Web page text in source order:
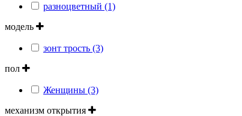
разноцветный (1)
модель
зонт трость (3)
пол
Женщины (3)
механизм открытия